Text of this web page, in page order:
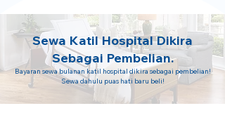
Sewa Katil Hospital Dikira
Sebagai Pembelian.
Bayaran sewa bulanan katil hospital dikira sebagai pembelian!
Sewa dahulu puas hati baru beli!